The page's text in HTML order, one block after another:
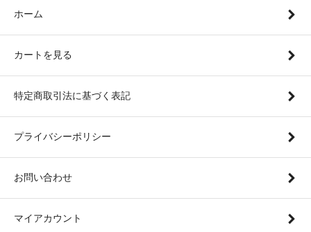
ホーム
カートを見る
特定商取引法に基づく表記
プライバシーポリシー
お問い合わせ
マイアカウント